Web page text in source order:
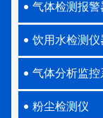
气体检测报警
饮用水检测仪
气体分析监控
粉尘检测仪